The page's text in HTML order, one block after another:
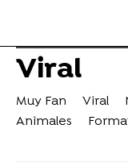
Viral
Muy Fan Viral
Animales